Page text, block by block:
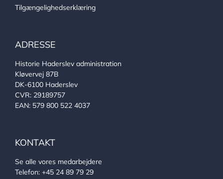
Tilgængelighedserklæring
ADRESSE
Historie Haderslev administration
Kløvervej 87B
DK-6100 Haderslev
CVR: 29189757
EAN: 579 800 522 4037
KONTAKT
Se alle vores medarbejdere
Telefon: +45 24 89 79 29